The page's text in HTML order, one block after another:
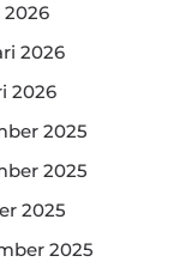
2026
2026
2025
2025
2025
2025